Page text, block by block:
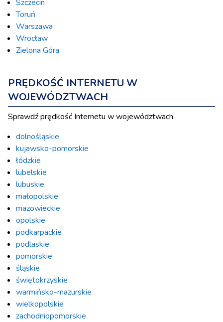
Szczecin
Toruń
Warszawa
Wrocław
Zielona Góra
PRĘDKOŚĆ INTERNETU W
WOJEWÓDZTWACH
Sprawdź prędkość Internetu w województwach.
dolnośląskie
kujawsko-pomorskie
łódzkie
lubelskie
lubuskie
małopolskie
mazowieckie
opolskie
podkarpackie
podlaskie
pomorskie
śląskie
świętokrzyskie
warmińsko-mazurskie
wielkopolskie
zachodniopomorskie